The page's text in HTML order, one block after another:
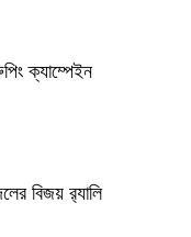
ক্যাম্পেইন
বিজয় র‍্যালি